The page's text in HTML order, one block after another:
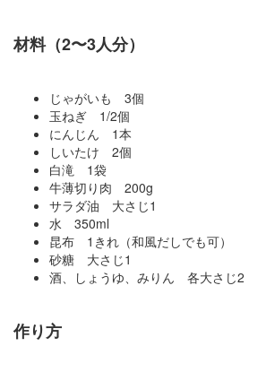
材料（2〜3人分）
じゃがいも 3個
玉ねぎ 1/2個
にんじん 1本
しいたけ 2個
白滝 1袋
牛薄切り肉 200g
サラダ油 大さじ1
水 350ml
昆布 1きれ（和風だしでも可）
砂糖 大さじ1
酒、しょうゆ、みりん 各大さじ2
作り方